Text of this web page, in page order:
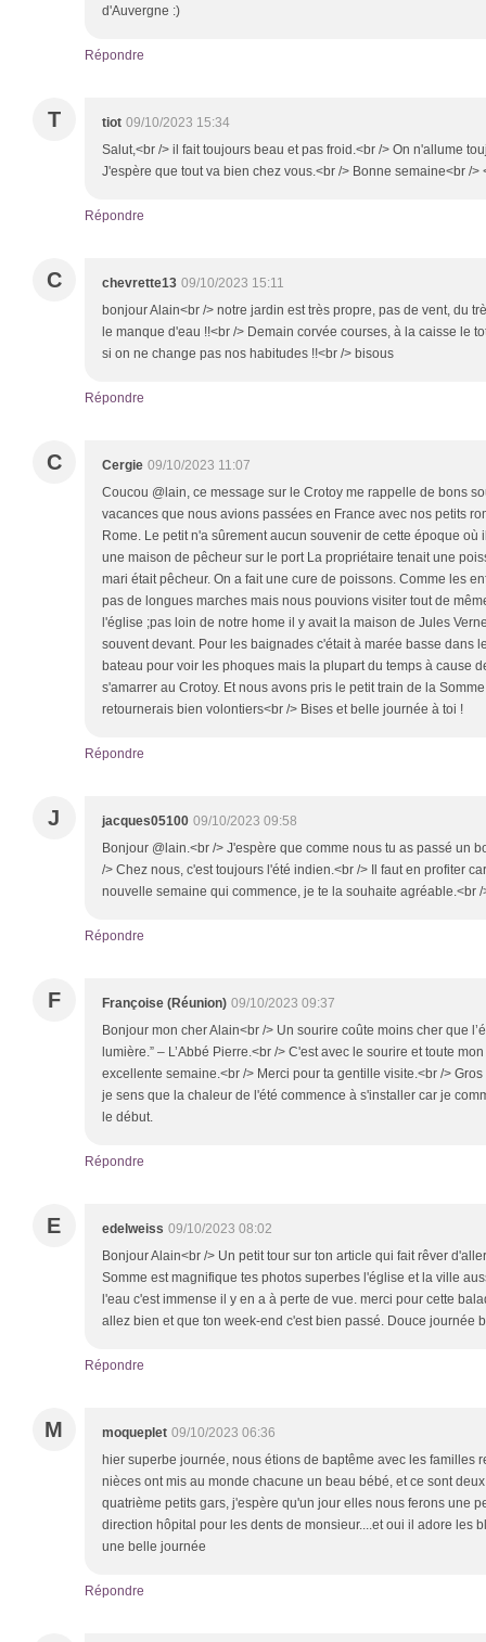
d'Auvergne :)
Répondre
T tiot 09/10/2023 15:34
Salut,<br /> il fait toujours beau et pas froid.<br /> On n'allume
J'espère que tout va bien chez vous.<br /> Bonne semaine<br /
Répondre
C chevrette13 09/10/2023 15:11
bonjour Alain<br /> notre jardin est très propre, pas de vent, du
le manque d'eau !!<br /> Demain corvée courses, à la caisse le
si on ne change pas nos habitudes !!<br /> bisous
Répondre
C Cergie 09/10/2023 11:07
Coucou @lain, ce message sur le Crotoy me rappelle de bons
vacances que nous avions passées en France avec nos petits
Rome. Le petit n'a sûrement aucun souvenir de cette époque
une maison de pêcheur sur le port La propriétaire tenait une
mari était pêcheur. On a fait une cure de poissons. Comme les
pas de longues marches mais nous pouvions visiter tout de
l'église ;pas loin de notre home il y avait la maison de Jules
souvent devant. Pour les baignades c'était à marée basse dans
bateau pour voir les phoques mais la plupart du temps à cause
s'amarrer au Crotoy. Et nous avons pris le petit train de la
retournerais bien volontiers<br /> Bises et belle journée à toi !
Répondre
J jacques05100 09/10/2023 09:58
Bonjour @lain.<br /> J'espère que comme nous tu as passé un
/> Chez nous, c'est toujours l'été indien.<br /> Il faut en profiter
nouvelle semaine qui commence, je te la souhaite agréable.<br
Répondre
F Françoise (Réunion) 09/10/2023 09:37
Bonjour mon cher Alain<br /> Un sourire coûte moins cher que
lumière.” – L’Abbé Pierre.<br /> C'est avec le sourire et toute
excellente semaine.<br /> Merci pour ta gentille visite.<br />
je sens que la chaleur de l'été commence à s'installer car je
le début.
Répondre
E edelweiss 09/10/2023 08:02
Bonjour Alain<br /> Un petit tour sur ton article qui fait rêver
Somme est magnifique tes photos superbes l'église et la ville
l'eau c'est immense il y en a à perte de vue. merci pour cette
allez bien et que ton week-end c'est bien passé. Douce journée
Répondre
M moqueplet 09/10/2023 06:36
hier superbe journée, nous étions de baptême avec les familles
nièces ont mis au monde chacune un beau bébé, et ce sont
quatrième petits gars, j'espère qu'un jour elles nous ferons une
direction hôpital pour les dents de monsieur....et oui il adore les
une belle journée
Répondre